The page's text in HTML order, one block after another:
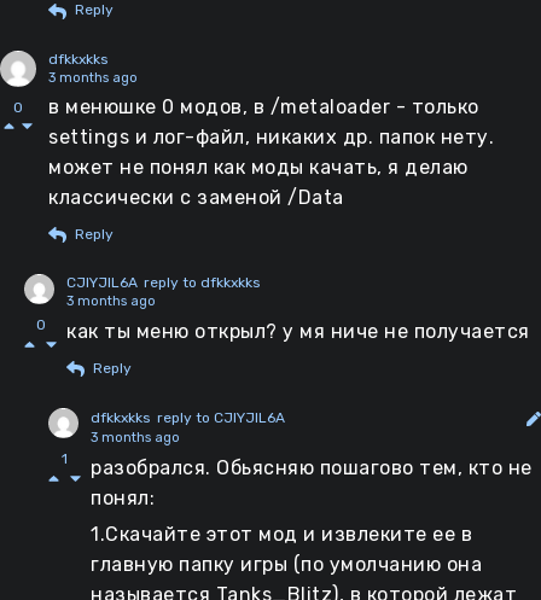
Reply
0
dfkkxkks
3 months ago
в менюшке 0 модов, в /metaloader - только
settings и лог-файл, никаких др. папок нету.
может не понял как моды качать, я делаю
классически с заменой /Data
Reply
0
CJIYJIL6A reply to dfkkxkks
3 months ago
как ты меню открыл? у мя ниче не получается
Reply
1
dfkkxkks reply to CJIYJIL6A
3 months ago
разобрался. Обьясняю пошагово тем, кто не
понял:
1.Скачайте этот мод и извлеките ее в
главную папку игры (по умолчанию она
называется Tanks_Blitz), в которой лежат